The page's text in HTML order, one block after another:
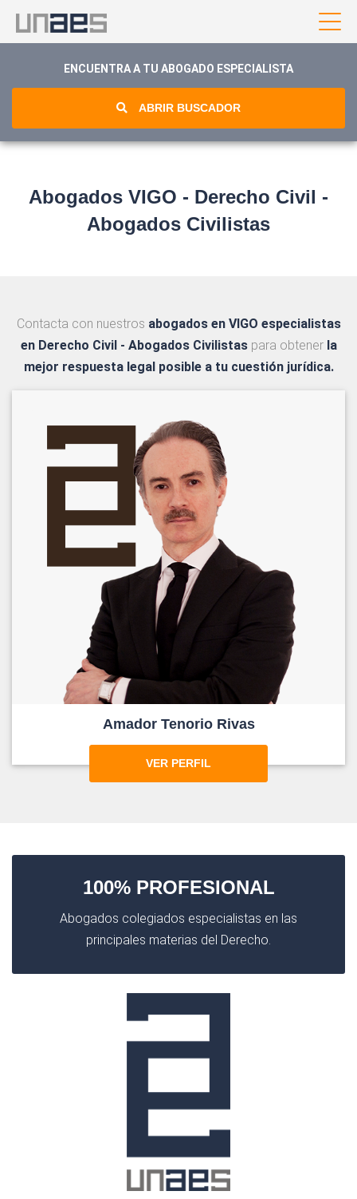
ENCUENTRA A TU ABOGADO ESPECIALISTA
ABRIR BUSCADOR
Abogados VIGO - Derecho Civil -
Abogados Civilistas
Contacta con nuestros abogados en VIGO especialistas
en Derecho Civil - Abogados Civilistaspara obtener la
mejor respuesta legal posible a tu cuestión jurídica.
Amador Tenorio Rivas
VER PERFIL
100% PROFESIONAL
Abogados colegiados especialistas en las
principales materias del Derecho.